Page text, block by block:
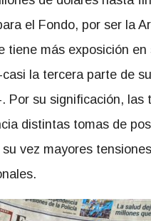
el Fondo, por ser la
tiene más exposición
la tercera parte de
Por su significación, las
distintas tomas de
vez mayores tensiones